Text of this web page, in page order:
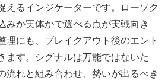
えるインジケーターです。ローソク
みか実体かで選べる点が実戦向き
理にも、ブレイクアウト後のエント
ます。シグナルは万能ではないた
流れと組み合わせ、勢いが出るべき